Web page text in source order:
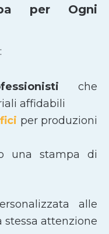
per Ogni
che
affidabili
per produzioni
una stampa di
alle
stessa attenzione